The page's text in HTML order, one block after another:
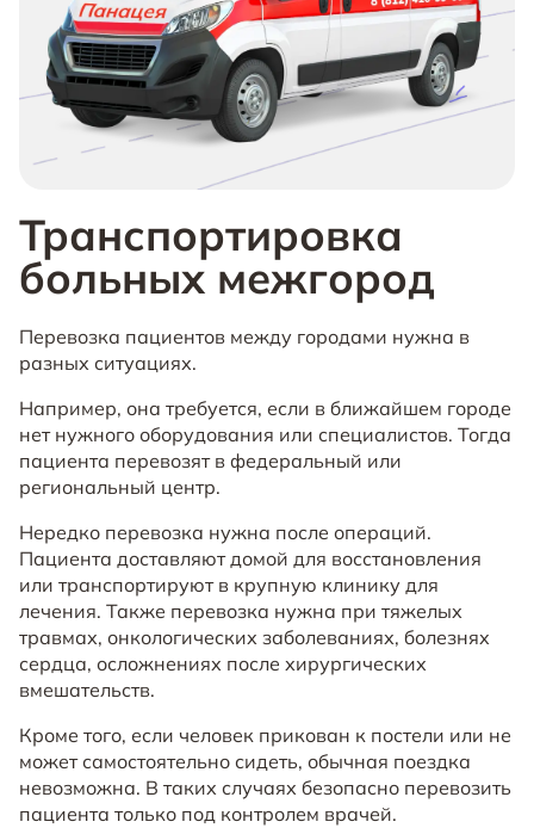
Транспортировка
больных межгород
Перевозка пациентов между городами нужна в
разных ситуациях.
Например, она требуется, если в ближайшем городе
нет нужного оборудования или специалистов. Тогда
пациента перевозят в федеральный или
региональный центр.
Нередко перевозка нужна после операций.
Пациента доставляют домой для восстановления
или транспортируют в крупную клинику для
лечения. Также перевозка нужна при тяжелых
травмах, онкологических заболеваниях, болезнях
сердца, осложнениях после хирургических
вмешательств.
Кроме того, если человек прикован к постели или не
может самостоятельно сидеть, обычная поездка
невозможна. В таких случаях безопасно перевозить
пациента только под контролем врачей.